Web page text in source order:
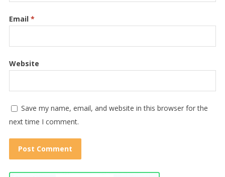
Email *
Website
Save my name, email, and website in this browser for the
next time I comment.